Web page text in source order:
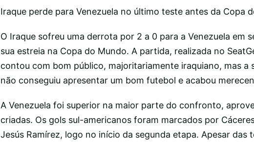
Iraque perde para Venezuela no último teste antes da Copa
O Iraque sofreu uma derrota por 2 a 0 para a Venezuela em
sua estreia na Copa do Mundo. A partida, realizada no
contou com bom público, majoritariamente iraquiano, mas a
não conseguiu apresentar um bom futebol e acabou
A Venezuela foi superior na maior parte do confronto,
criadas. Os gols sul-americanos foram marcados por
Jesús Ramírez, logo no início da segunda etapa. Apesar das